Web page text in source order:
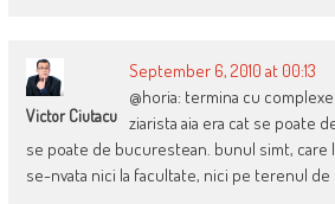
Victor Ciutacu
September 6, 2010 at 00:13
@horia: termina cu
ziarista aia era cat se poate
se poate de bucurestean. bunul simt, care
se-nvata nici la facultate, nici pe terenul de